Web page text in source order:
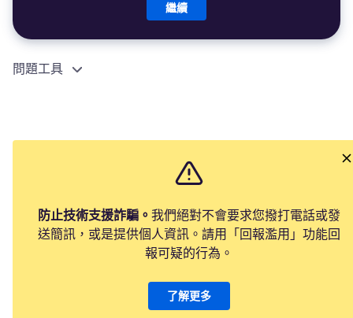
繼續
問題工具
防止技術支援詐騙。 我們絕對不會要求您撥打電話或發
送簡訊，或是提供個人資訊。請用「回報濫用」功能回
報可疑的行為。
了解更多